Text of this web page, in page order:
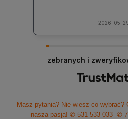
2026-05-29
zebranych i
Masz pytania? Nie wiesz co wybrać?
nasza pasja! ✆ 531 533 033 ✆